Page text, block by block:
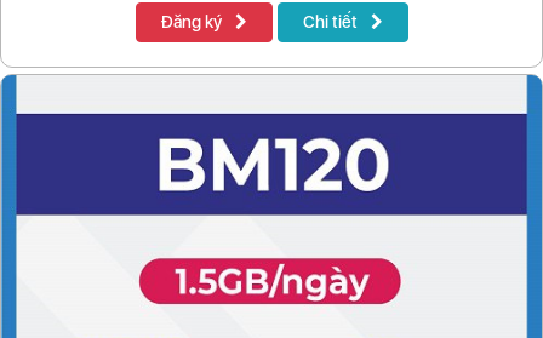
Đăng ký Chi tiết